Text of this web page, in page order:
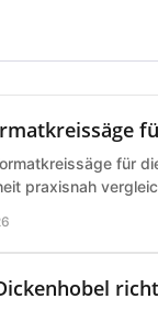
für
praxisnah